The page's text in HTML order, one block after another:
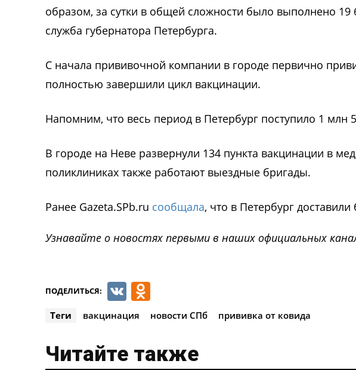
образом, за сутки в общей сложности было выполнено
служба губернатора Петербурга.
С начала прививочной компании в городе первично
полностью завершили цикл вакцинации.
Напомним, что весь период в Петербург поступило 1 млн
В городе на Неве развернули 134 пункта вакцинации в
поликлиниках также работают выездные бригады.
Ранее Gazeta.SPb.ru сообщала, что в Петербург
Узнавайте о новостях первыми в наших официальных
ПОДЕЛИТЬСЯ: VK
Теги вакцинация новости СПб прививка от ковида
Читайте также